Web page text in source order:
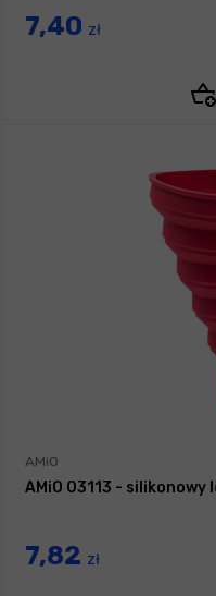
7,40 zł
AMiO
AMiO 03113 - silikonowy
7,82 zł